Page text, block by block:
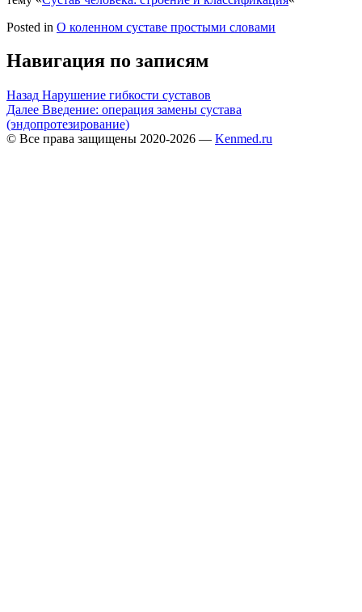
Posted in О коленном суставе простыми словами
Навигация по записям
Назад Нарушение гибкости суставов
Далее Введение: операция замены сустава
(эндопротезирование)
© Все права защищены 2020-2026 — Kenmed.ru